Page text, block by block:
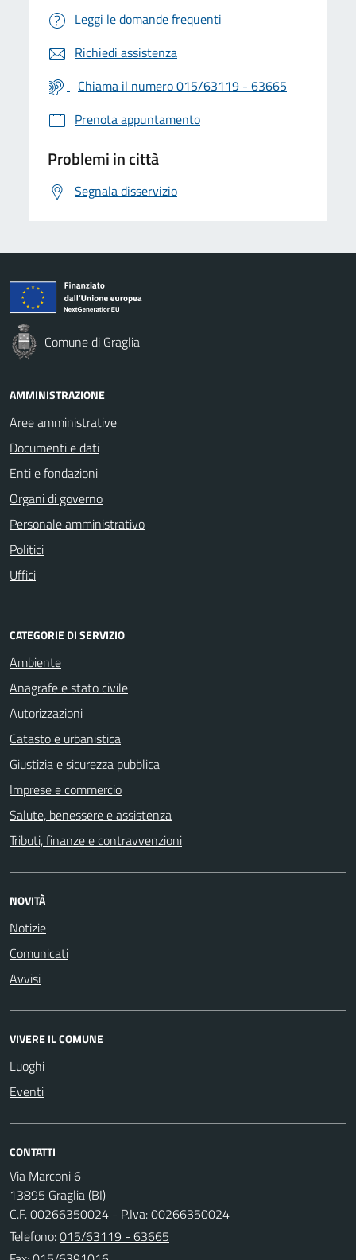
Leggi le domande frequenti
Richiedi assistenza
Chiama il numero 015/63119 - 63665
Prenota appuntamento
Problemi in città
Segnala disservizio
Comune di Graglia
AMMINISTRAZIONE
Aree amministrative
Documenti e dati
Enti e fondazioni
Organi di governo
Personale amministrativo
Politici
Uffici
CATEGORIE DI SERVIZIO
Ambiente
Anagrafe e stato civile
Autorizzazioni
Catasto e urbanistica
Giustizia e sicurezza pubblica
Imprese e commercio
Salute, benessere e assistenza
Tributi, finanze e contravvenzioni
NOVITÀ
Notizie
Comunicati
Avvisi
VIVERE IL COMUNE
Luoghi
Eventi
CONTATTI
Via Marconi 6
13895 Graglia (BI)
C.F. 00266350024 - P.Iva: 00266350024
Telefono:015/63119 - 63665